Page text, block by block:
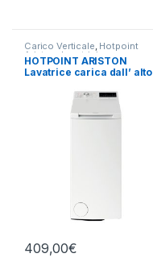
Carico Verticale, Hotpoint
Ariston, Lavatrici
HOTPOINT ARISTON
Lavatrice carica dall’ alto
409,00€